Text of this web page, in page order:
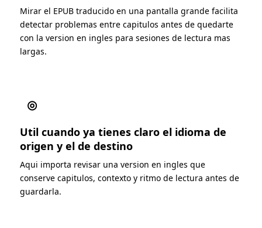
Mirar el EPUB traducido en una pantalla grande facilita
detectar problemas entre capitulos antes de quedarte
con la version en ingles para sesiones de lectura mas
largas.
◎
Util cuando ya tienes claro el idioma de
origen y el de destino
Aqui importa revisar una version en ingles que
conserve capitulos, contexto y ritmo de lectura antes de
guardarla.